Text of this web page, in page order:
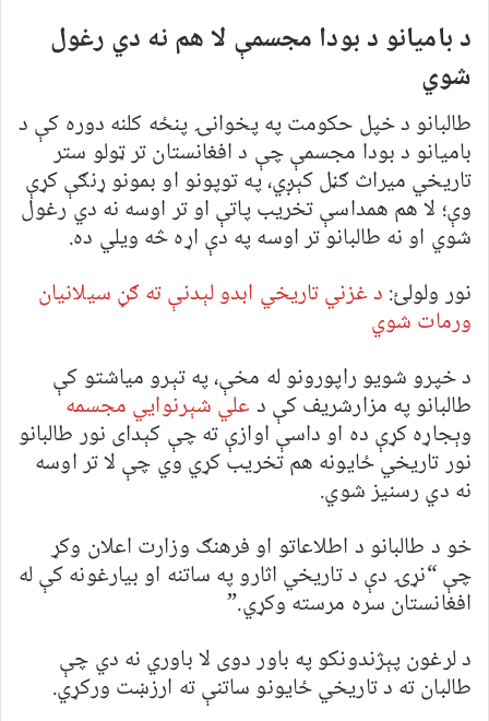
د بامیانو د بودا مجسمې لا هم نه دي رغول
شوي
طالبانو د خپل حکومت په پخوانۍ پنځه کلنه دوره کې د
بامیانو د بودا مجسمې چې د افغانستان تر ټولو ستر
تاریخي میراث ګڼل کېږي، په توپونو او بمونو ړنګې کړې
وې؛ لا هم همداسې تخریب پاتې او تر اوسه نه دي رغول
شوي او نه طالبانو تر اوسه په دې اړه څه ویلي ده.
نور ولولئ: د غزني تاریخي ابدو لېدنې ته ګڼ سیلانیان
ورمات شوي
د خپرو شويو راپورونو له مخې، په تېرو مياشتو کې
طالبانو په مزارشريف کې د علي شېرنوايي مجسمه
وېجاړه کړې ده او داسې اوازې ته چې کېدای نور طالبانو
نور تاریخي ځایونه هم تخریب کړي وي چې لا تر اوسه
نه دي رسنیز شوي.
خو د طالبانو د اطلاعاتو او فرهنګ وزارت اعلان وکړ
چې “نړۍ دې د تاریخي اثارو په ساتنه او بیارغونه کې له
افغانستان سره مرسته وکړي.”
د لرغون پېژندونکو په باور دوی لا باوري نه دي چې
طالبان ته د تاریخي ځایونو ساتنې ته ارزښت ورکړي.